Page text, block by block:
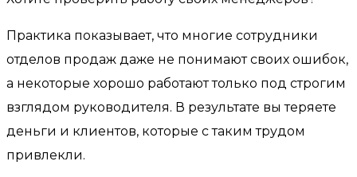
Практика показывает, что многие сотрудники
отделов продаж даже не понимают своих ошибок,
а некоторые хорошо работают только под строгим
взглядом руководителя. В результате вы теряете
деньги и клиентов, которые с таким трудом
привлекли.